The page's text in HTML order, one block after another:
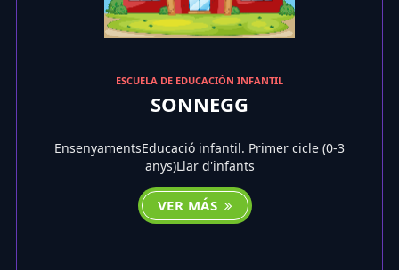
ESCUELA DE EDUCACIÓN INFANTIL
SONNEGG
EnsenyamentsEducació infantil. Primer cicle (0-3
anys)Llar d'infants
VER MÁS